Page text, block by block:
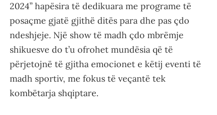
2024” hapësira të dedikuara me programe të
posaçme gjatë gjithë ditës para dhe pas çdo
ndeshjeje. Një show të madh çdo mbrëmje
shikuesve do t’u ofrohet mundësia që të
përjetojnë të gjitha emocionet e këtij eventi të
madh sportiv, me fokus të veçantë tek
kombëtarja shqiptare.